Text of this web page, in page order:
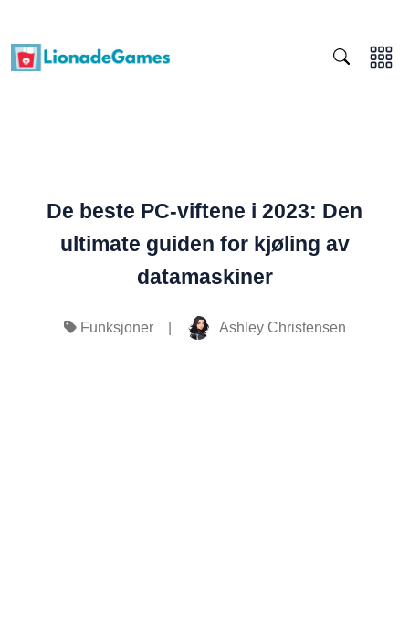
De beste PC-viftene i 2023: Den
ultimate guiden for kjøling av
datamaskiner
Funksjoner Ashley Christensen